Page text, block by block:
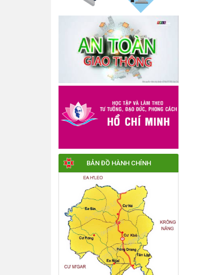
BẢN ĐỒ HÀNH CHÍNH